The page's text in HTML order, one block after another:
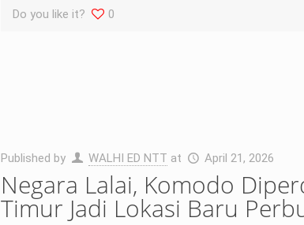
Do you like it? 0
Published by WALHI ED NTT at April 21, 2026
Negara Lalai, Komodo
Timur Jadi Lokasi Baru